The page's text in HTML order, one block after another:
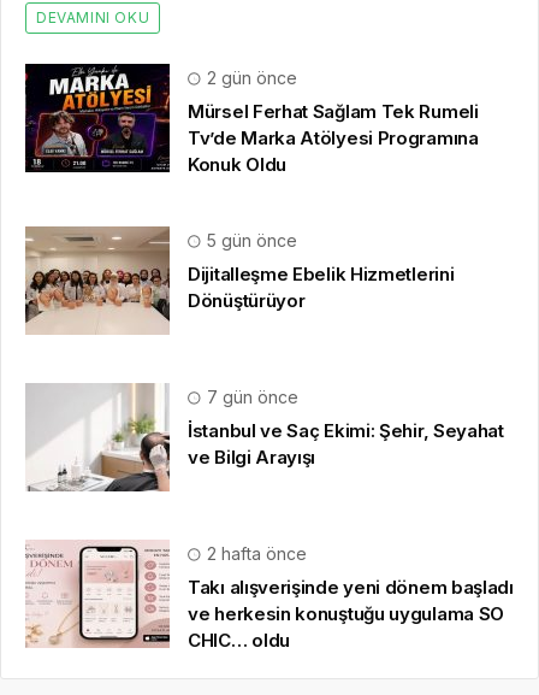
DEVAMINI OKU
2 gün önce
Mürsel Ferhat Sağlam Tek Rumeli
Tv’de Marka Atölyesi Programına
Konuk Oldu
5 gün önce
Dijitalleşme Ebelik Hizmetlerini
Dönüştürüyor
7 gün önce
İstanbul ve Saç Ekimi: Şehir, Seyahat
ve Bilgi Arayışı
2 hafta önce
Takı alışverişinde yeni dönem başladı
ve herkesin konuştuğu uygulama SO
CHIC… oldu